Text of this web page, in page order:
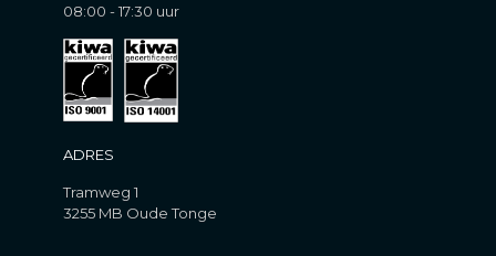
08:00 - 17:30 uur
ADRES
Tramweg 1
3255 MB Oude Tonge